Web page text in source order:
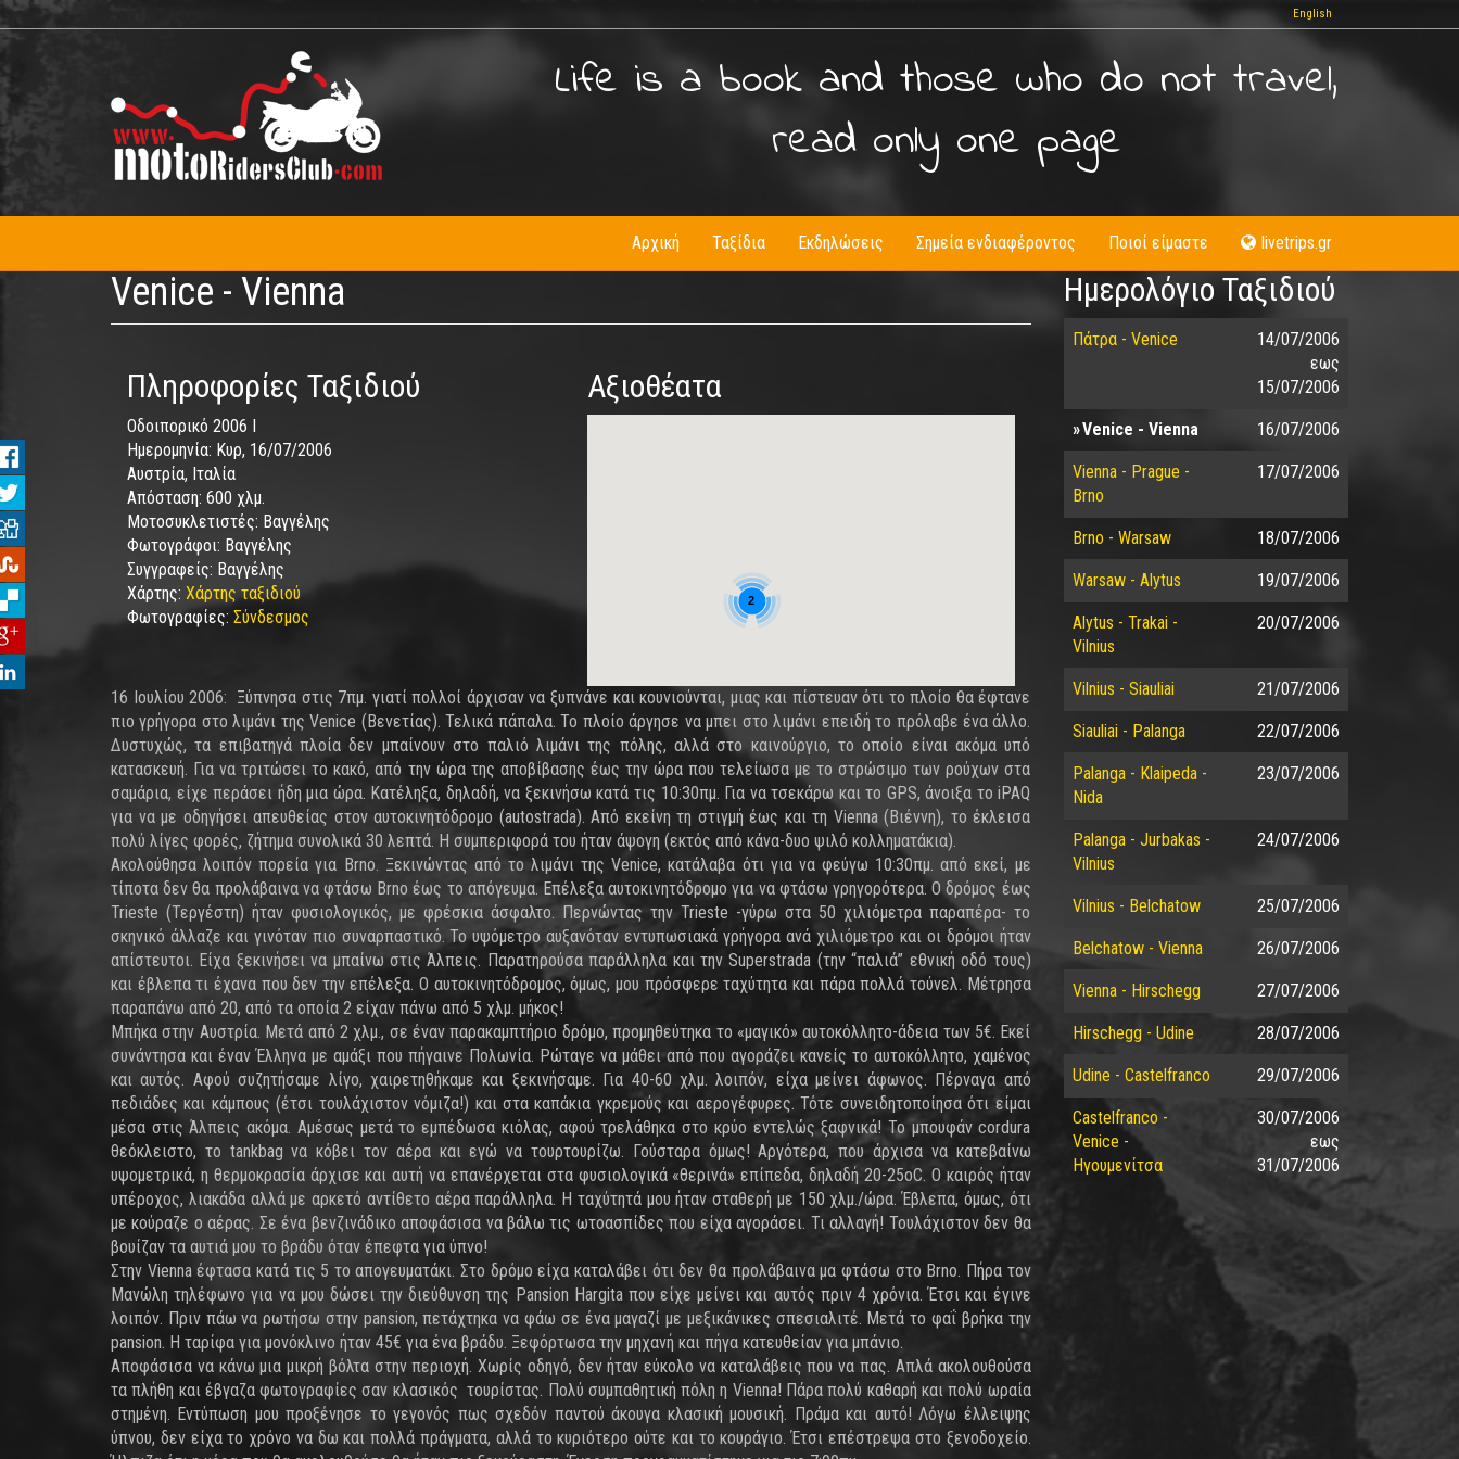
Παράκαμψη
προς
κυρίως
περιεχόμενο
English
Life is a book and those who do not travel,
read only one page
Αρχική Ταξίδια Εκδηλώσεις Σημεία ενδιαφέροντος Ποιοί είμαστε livetrips.gr
Venice - Vienna
Πληροφορίες Ταξιδιού
Οδοιπορικό 2006 I
Ημερομηνία: Κυρ, 16/07/2006
Αυστρία, Ιταλία
Απόσταση: 600 χλμ.
Μοτοσυκλετιστές: Βαγγέλης
Φωτογράφοι: Βαγγέλης
Συγγραφείς: Βαγγέλης
Χάρτης: Χάρτης ταξιδιού
Φωτογραφίες: Σύνδεσμος
Αξιοθέατα
2
16 Ιουλίου 2006: Ξύπνησα στις 7πμ. γιατί πολλοί άρχισαν να ξυπνάνε και κουνιούνται, μιας και πίστευαν ότι το πλοίο θα έφτανε
πιο γρήγορα στο λιμάνι της Venice (Βενετίας). Τελικά πάπαλα. Το πλοίο άργησε να μπει στο λιμάνι επειδή το πρόλαβε ένα άλλο.
Δυστυχώς, τα επιβατηγά πλοία δεν μπαίνουν στο παλιό λιμάνι της πόλης, αλλά στο καινούργιο, το οποίο είναι ακόμα υπό
κατασκευή. Για να τριτώσει το κακό, από την ώρα της αποβίβασης έως την ώρα που τελείωσα με το στρώσιμο των ρούχων στα
σαμάρια, είχε περάσει ήδη μια ώρα. Κατέληξα, δηλαδή, να ξεκινήσω κατά τις 10:30πμ. Για να τσεκάρω και το GPS, άνοιξα το iPAQ
για να με οδηγήσει απευθείας στον αυτοκινητόδρομο (autostrada). Από εκείνη τη στιγμή έως και τη Vienna (Βιέννη), το έκλεισα
πολύ λίγες φορές, ζήτημα συνολικά 30 λεπτά. Η συμπεριφορά του ήταν άψογη (εκτός από κάνα-δυο ψιλό κολληματάκια).
Ακολούθησα λοιπόν πορεία για Brno. Ξεκινώντας από το λιμάνι της Venice, κατάλαβα ότι για να φεύγω 10:30πμ. από εκεί, με
τίποτα δεν θα προλάβαινα να φτάσω Brno έως το απόγευμα. Επέλεξα αυτοκινητόδρομο για να φτάσω γρηγορότερα. Ο δρόμος έως
Trieste (Τεργέστη) ήταν φυσιολογικός, με φρέσκια άσφαλτο. Περνώντας την Trieste -γύρω στα 50 χιλιόμετρα παραπέρα- το
σκηνικό άλλαζε και γινόταν πιο συναρπαστικό. Το υψόμετρο αυξανόταν εντυπωσιακά γρήγορα ανά χιλιόμετρο και οι δρόμοι ήταν
απίστευτοι. Είχα ξεκινήσει να μπαίνω στις Άλπεις. Παρατηρούσα παράλληλα και την Superstrada (την “παλιά” εθνική οδό τους)
και έβλεπα τι έχανα που δεν την επέλεξα. Ο αυτοκινητόδρομος, όμως, μου πρόσφερε ταχύτητα και πάρα πολλά τούνελ. Μέτρησα
παραπάνω από 20, από τα οποία 2 είχαν πάνω από 5 χλμ. μήκος!
Μπήκα στην Αυστρία. Μετά από 2 χλμ., σε έναν παρακαμπτήριο δρόμο, προμηθεύτηκα το «μαγικό» αυτοκόλλητο-άδεια των 5€. Εκεί
συνάντησα και έναν Έλληνα με αμάξι που πήγαινε Πολωνία. Ρώταγε να μάθει από που αγοράζει κανείς το αυτοκόλλητο, χαμένος
και αυτός. Αφού συζητήσαμε λίγο, χαιρετηθήκαμε και ξεκινήσαμε. Για 40-60 χλμ. λοιπόν, είχα μείνει άφωνος. Πέρναγα από
πεδιάδες και κάμπους (έτσι τουλάχιστον νόμιζα!) και στα καπάκια γκρεμούς και αερογέφυρες. Τότε συνειδητοποίησα ότι είμαι
μέσα στις Άλπεις ακόμα. Αμέσως μετά το εμπέδωσα κιόλας, αφού τρελάθηκα στο κρύο εντελώς ξαφνικά! Το μπουφάν cordura
θεόκλειστο, το tankbag να κόβει τον αέρα και εγώ να τουρτουρίζω. Γούσταρα όμως! Αργότερα, που άρχισα να κατεβαίνω
υψομετρικά, η θερμοκρασία άρχισε και αυτή να επανέρχεται στα φυσιολογικά «θερινά» επίπεδα, δηλαδή 20-25oC. Ο καιρός ήταν
υπέροχος, λιακάδα αλλά με αρκετό αντίθετο αέρα παράλληλα. Η ταχύτητά μου ήταν σταθερή με 150 χλμ./ώρα. Έβλεπα, όμως, ότι
με κούραζε ο αέρας. Σε ένα βενζινάδικο αποφάσισα να βάλω τις ωτοασπίδες που είχα αγοράσει. Τι αλλαγή! Τουλάχιστον δεν θα
βουίζαν τα αυτιά μου το βράδυ όταν έπεφτα για ύπνο!
Στην Vienna έφτασα κατά τις 5 το απογευματάκι. Στο δρόμο είχα καταλάβει ότι δεν θα προλάβαινα μα φτάσω στο Brno. Πήρα τον
Μανώλη τηλέφωνο για να μου δώσει την διεύθυνση της Pansion Hargita που είχε μείνει και αυτός πριν 4 χρόνια. Έτσι και έγινε
λοιπόν. Πριν πάω να ρωτήσω στην pansion, πετάχτηκα να φάω σε ένα μαγαζί με μεξικάνικες σπεσιαλιτέ. Μετά το φαΐ βρήκα την
pansion. Η ταρίφα για μονόκλινο ήταν 45€ για ένα βράδυ. Ξεφόρτωσα την μηχανή και πήγα κατευθείαν για μπάνιο.
Αποφάσισα να κάνω μια μικρή βόλτα στην περιοχή. Χωρίς οδηγό, δεν ήταν εύκολο να καταλάβεις που να πας. Απλά ακολουθούσα
τα πλήθη και έβγαζα φωτογραφίες σαν κλασικός τουρίστας. Πολύ συμπαθητική πόλη η Vienna! Πάρα πολύ καθαρή και πολύ ωραία
στημένη. Εντύπωση μου προξένησε το γεγονός πως σχεδόν παντού άκουγα κλασική μουσική. Πράμα και αυτό! Λόγω έλλειψης
ύπνου, δεν είχα το χρόνο να δω και πολλά πράγματα, αλλά το κυριότερο ούτε και το κουράγιο. Έτσι επέστρεψα στο ξενοδοχείο.
Ημερολόγιο Ταξιδιού
Πάτρα - Venice
14/07/2006
εως
15/07/2006
Venice - Vienna 16/07/2006
Vienna - Prague -
Brno
17/07/2006
Brno - Warsaw 18/07/2006
Warsaw - Alytus 19/07/2006
Alytus - Trakai -
Vilnius
20/07/2006
Vilnius - Siauliai 21/07/2006
Siauliai - Palanga 22/07/2006
Palanga - Klaipeda -
Nida
23/07/2006
Palanga - Jurbakas -
Vilnius
24/07/2006
Vilnius - Belchatow 25/07/2006
Belchatow - Vienna 26/07/2006
Vienna - Hirschegg 27/07/2006
Hirschegg - Udine 28/07/2006
Udine - Castelfranco 29/07/2006
Castelfranco -
Venice -
Ηγουμενίτσα
30/07/2006
εως
31/07/2006